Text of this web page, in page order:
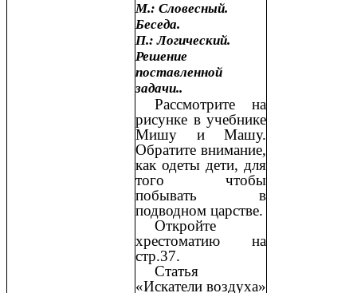
М.: Словесный.
Беседа.
П.: Логический.
Решение
поставленной
задачи..
Рассмотрите на
рисунке в учебнике
Мишу и Машу.
Обратите внимание,
как одеты дети, для
того чтобы
побывать в
подводном царстве.
Откройте
хрестоматию на
стр.37.
Статья
«Искатели воздуха»